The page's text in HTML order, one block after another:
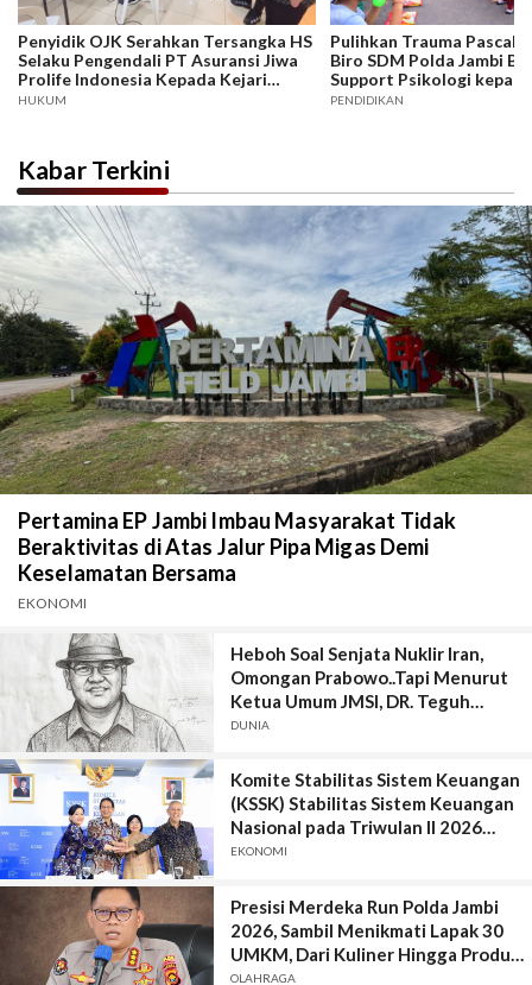
Penyidik OJK Serahkan Tersangka HS
Selaku Pengendali PT Asuransi Jiwa
Prolife Indonesia Kepada Kejari
Jakarta Selatan, Jaksa Penuntut
HUKUM
Pulihkan Trauma
Biro SDM Polda Jambi
Support Psikologi
Korban
PENDIDIKAN
Kabar Terkini
Pertamina EP Jambi Imbau Masyarakat Tidak
Beraktivitas di Atas Jalur Pipa Migas Demi
Keselamatan Bersama
EKONOMI
Heboh Soal Senjata Nuklir Iran,
Omongan Prabowo..Tapi Menurut
Ketua Umum JMSI, DR. Teguh
Santosa, Kutipan yang Viral itu,
DUNIA
Komite Stabilitas Sistem Keuangan
(KSSK) Stabilitas Sistem Keuangan
Nasional pada Triwulan II 2026
Terjaga di Tengah Meningkatnya
EKONOMI
Presisi Merdeka Run Polda Jambi
2026, Sambil Menikmati Lapak 30
UMKM, Dari Kuliner Hingga Produk
Kreatif
OLAHRAGA